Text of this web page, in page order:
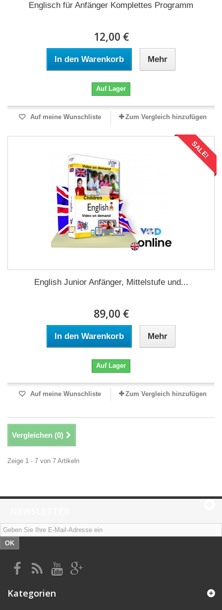
Englisch für Anfänger Komplettes Programm
12,00 €
In den Warenkorb Mehr
Auf Lager
Auf meine Wunschliste Zum Vergleich hinzufügen
SALE!
English Junior Anfänger, Mittelstufe und...
89,00 €
In den Warenkorb Mehr
Auf Lager
Auf meine Wunschliste Zum Vergleich hinzufügen
Vergleichen (0)
Zeige 1 - 7 von 7 Artikeln
OK
Kategorien